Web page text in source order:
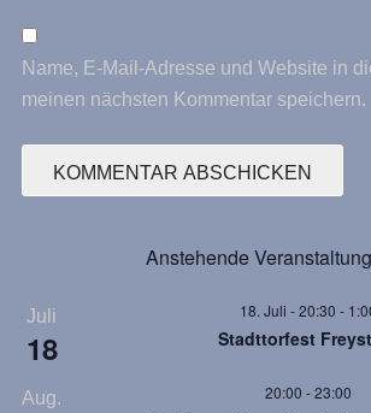
Name, E-Mail-Adresse und Website in
meinen nächsten Kommentar speichern.
Anstehende
Juli
18
18. Juli - 20:30 -
Stadttorfest
Aug. 20:00 -23:00